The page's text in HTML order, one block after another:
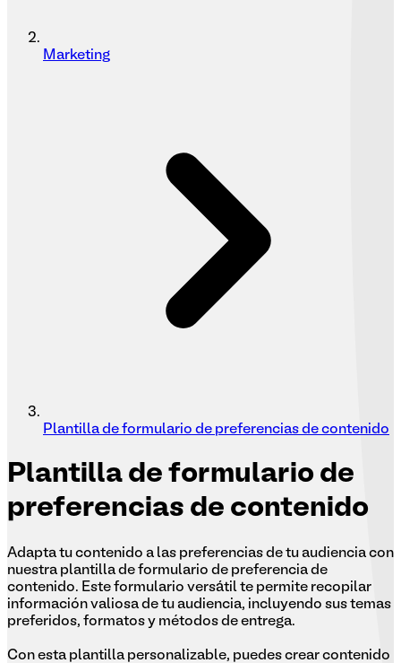
Marketing
Plantilla de formulario de preferencias de contenido
Plantilla de formulario de
preferencias de contenido
Adapta tu contenido a las preferencias de tu audiencia con
nuestra plantilla de formulario de preferencia de
contenido. Este formulario versátil te permite recopilar
información valiosa de tu audiencia, incluyendo sus temas
preferidos, formatos y métodos de entrega.
Con esta plantilla personalizable, puedes crear contenido